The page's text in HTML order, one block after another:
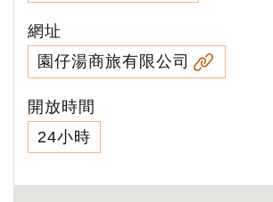
網址
園仔湯商旅有限公司
開放時間
24小時